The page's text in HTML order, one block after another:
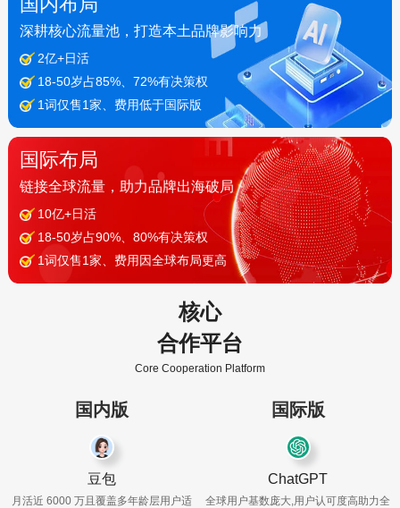
深耕核心流量池，打造本土品牌影响力
2亿+日活
18-50岁占85%、72%有决策权
1词仅售1家、费用低于国际版
国际布局
链接全球流量，助力品牌出海破局
10亿+日活
18-50岁占90%、80%有决策权
1词仅售1家、费用因全球布局更高
核心
合作平台
Core Cooperation Platform
国内版
豆包
月活近 6000 万且覆盖多年龄层用户适
国际版
ChatGPT
全球用户基数庞大,用户认可度高助力全